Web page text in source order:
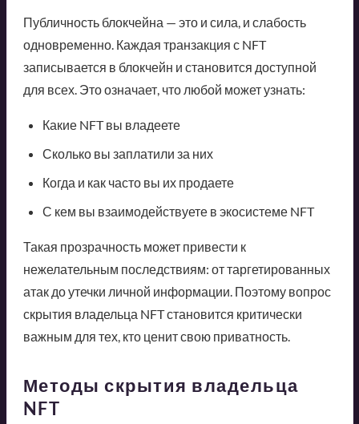
Публичность блокчейна — это и сила, и слабость
одновременно. Каждая транзакция с NFT
записывается в блокчейн и становится доступной
для всех. Это означает, что любой может узнать:
Какие NFT вы владеете
Сколько вы заплатили за них
Когда и как часто вы их продаете
С кем вы взаимодействуете в экосистеме NFT
Такая прозрачность может привести к
нежелательным последствиям: от таргетированных
атак до утечки личной информации. Поэтому вопрос
скрытия владельца NFT становится критически
важным для тех, кто ценит свою приватность.
Методы скрытия владельца
NFT